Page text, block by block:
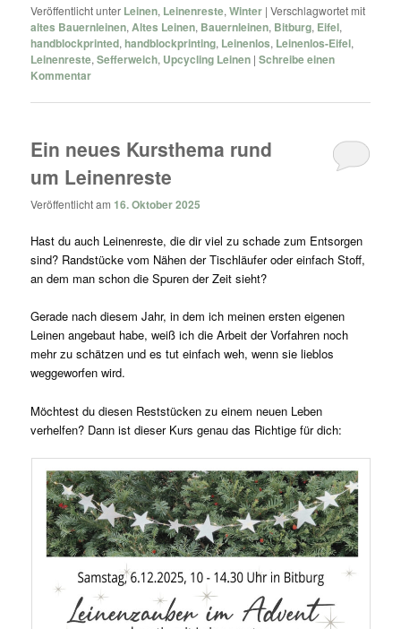
Veröffentlicht unter Leinen, Leinenreste,Winter |Verschlagwortet mit
altes Bauernleinen, Altes Leinen, Bauernleinen, Bitburg, Eifel,
handblockprinted, handblockprinting, Leinenlos, Leinenlos-Eifel,
Leinenreste,Sefferweich, Upcycling Leinen |Schreibe einen
Kommentar
Ein neues Kursthema rund
um Leinenreste
Veröffentlicht am 16. Oktober 2025
Hast du auch Leinenreste, die dir viel zu schade zum Entsorgen
sind? Randstücke vom Nähen der Tischläufer oder einfach Stoff,
an dem man schon die Spuren der Zeit sieht?
Gerade nach diesem Jahr, in dem ich meinen ersten eigenen
Leinen angebaut habe, weiß ich die Arbeit der Vorfahren noch
mehr zu schätzen und es tut einfach weh, wenn sie lieblos
weggeworfen wird.
Möchtest du diesen Reststücken zu einem neuen Leben
verhelfen? Dann ist dieser Kurs genau das Richtige für dich: